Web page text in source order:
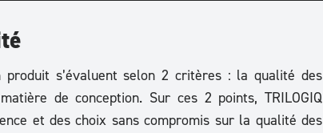
s’évaluent selon 2 critères : la qualité des
de conception. Sur ces 2 points, TRILOGIQ
et des choix sans compromis sur la qualité des